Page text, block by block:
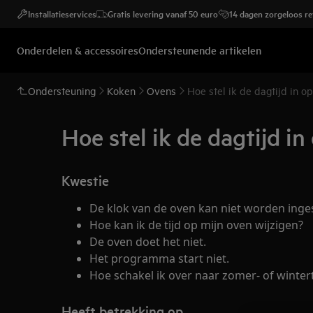
Installatieservices Gratis levering vanaf 50 euro 14 dagen zorgeloos
Onderdelen & accessoiresOndersteunende artikelen
Ondersteuning Koken Ovens Hoe stel ik de dagtijd in
Hoe stel ik de dagtijd in
Kwestie
De klok van de oven kan niet worden
Hoe kan ik de tijd op mijn oven wijzigen?
De oven doet het niet.
Het programma start niet.
Hoe schakel ik over naar zomer- of